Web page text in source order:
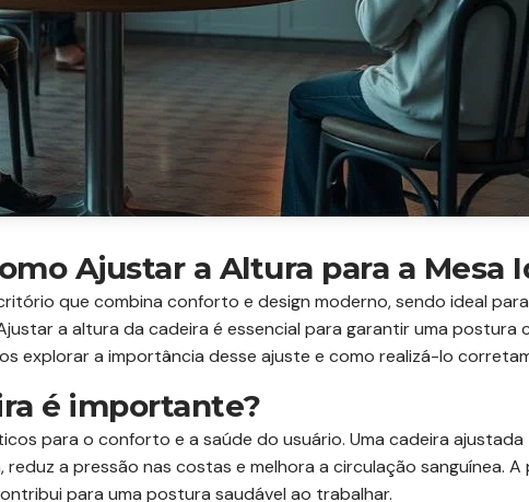
Ajustar a Altura para a Mesa
que combina conforto e design moderno, sendo ideal
a altura da cadeira é essencial para garantir uma postura
explorar a importância desse ajuste e como realizá-lo
é importante?
para o conforto e a saúde do usuário. Uma cadeira ajustada
a pressão nas costas e melhora a circulação sanguínea. A
para uma postura saudável ao trabalhar.